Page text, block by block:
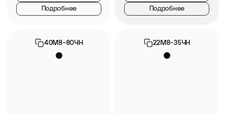
Подробнее Подробнее
40М8-80ЧН 22М8-35ЧН